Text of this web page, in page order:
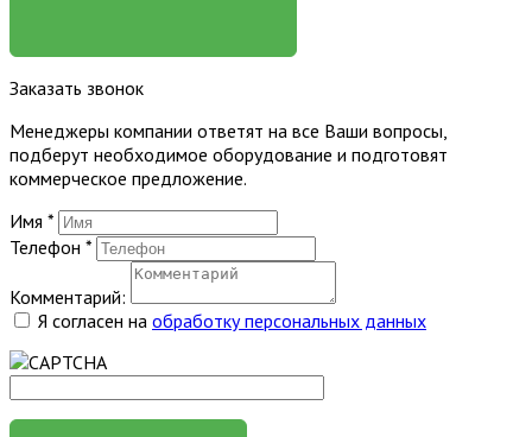
Заказать звонок
Менеджеры компании ответят на все Ваши вопросы,
подберут необходимое оборудование и подготовят
коммерческое предложение.
Имя *
Телефон *
Комментарий:
Я согласен на обработку персональных данных